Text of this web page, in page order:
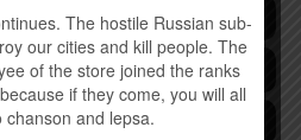
издания
The hostile Russian sub-
our cities and kill people. The
of the store joined the ranks
if they come, you will all
and lepsa.